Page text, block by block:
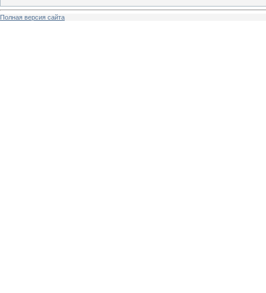
Полная версия сайта